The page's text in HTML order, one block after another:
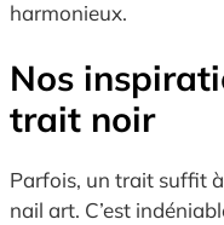
harmonieux.
Nos
trait noir
Parfois, un trait suffit à
nail art. C’est